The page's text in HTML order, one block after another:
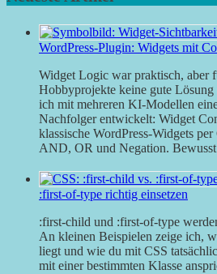
WordPress-Plugin: Widgets mit
Widget Logic war praktisch, aber
Hobbyprojekte keine gute Lösung
ich mit mehreren KI-Modellen
Nachfolger entwickelt: Widget
klassische WordPress-Widgets
AND, OR und Negation.
:first-of-type richtig einsetzen
:first-child und :first-of-type
An kleinen Beispielen zeige ich,
liegt und wie du mit CSS
mit einer bestimmten Klasse